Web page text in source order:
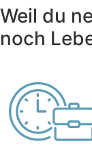
Weil du
noch